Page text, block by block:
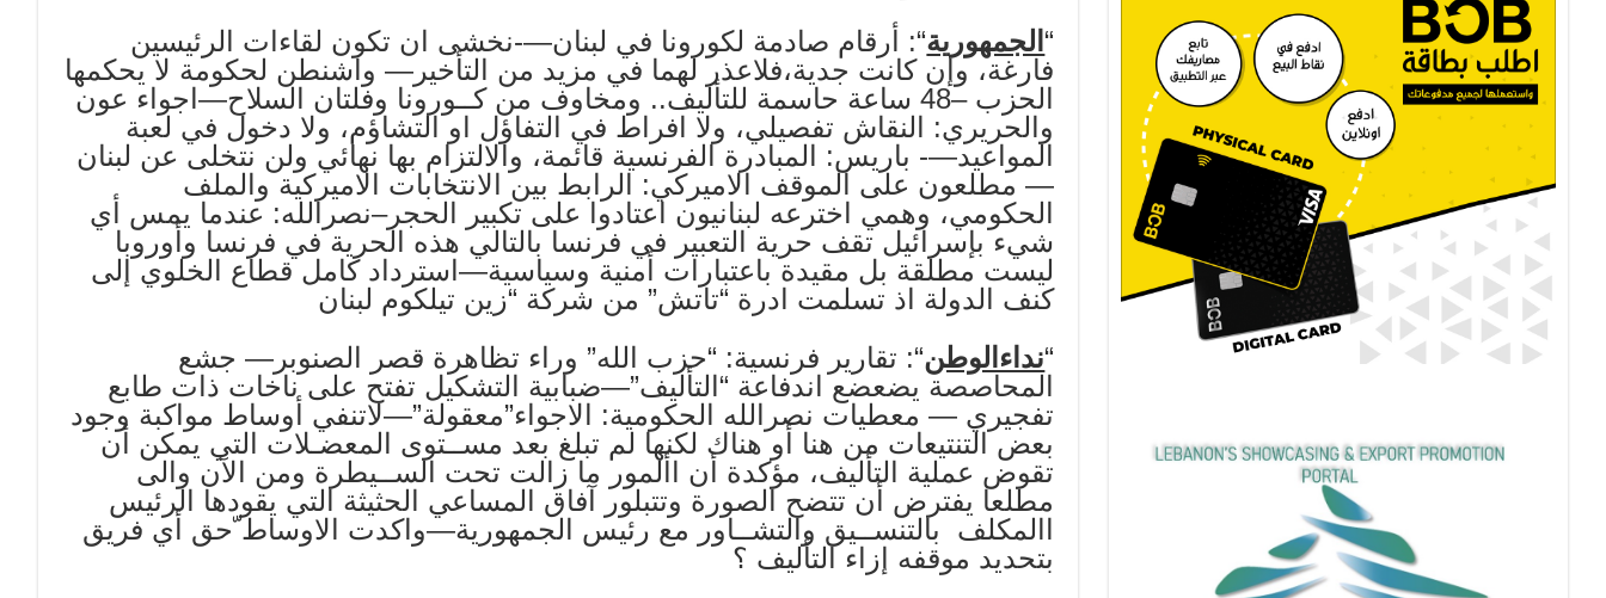
“الجمهورية“: أرقام صادمة لكورونا في لبنان—-نخشى ان تكون لقاءات الرئيسين
فارغة، وإن كانت جدية،فلاعذر لهما في مزيد من التأخير— واشنطن لحكومة لا يحكمها
الحزب –48 ساعة حاسمة للتأليف.. ومخاوف من كــورونا وفلتان السلاح—اجواء عون
والحريري: النقاش تفصيلي، ولا افراط في التفاؤل او التشاؤم، ولا دخول في لعبة
المواعيد—- باريس: المبادرة الفرنسية قائمة، والالتزام بها نهائي ولن نتخلى عن لبنان
— مطلعون على الموقف الاميركي: الرابط بين الانتخابات الاميركية والملف
الحكومي، وهمي اخترعه لبنانيون اعتادوا على تكبير الحجر–نصرالله: عندما يمس أي
شيء بإسرائيل تقف حرية التعبير في فرنسا بالتالي هذه الحرية في فرنسا وأوروبا
ليست مطلقة بل مقيدة باعتبارات أمنية وسياسية—استرداد كامل قطاع الخلوي إلى
كنف الدولة اذ تسلمت ادرة “تاتش” من شركة “زين تيلكوم لبنان
“نداءالوطن“: تقارير فرنسية: “حزب الله” وراء تظاهرة قصر الصنوبر— جشع
المحاصصة يضعضع اندفاعة “التأليف”—ضبابية التشكيل تفتح على ناخات ذات طابع
تفجيري — معطيات نصرالله الحكومية: الاجواء”معقولة”—لاتنفي أوساط مواكبة وجود
بعض التنتيعات من هنا أو هناك لكنها لم تبلغ بعد مســتوى المعضـلات التي يمكن أن
تقوض عملية التأليف، مؤكدة أن األمور ما زالت تحت الســيطرة ومن الآن والى
مطلعا يفترض أن تتضح الصورة وتتبلور آفاق المساعي الحثيثة التي يقودها الرئيس
االمكلف بالتنســيق والتشــاور مع رئيس الجمهورية—واكدت الاوساط ّحق أي فريق
بتحديد موقفه إزاء التأليف ؟